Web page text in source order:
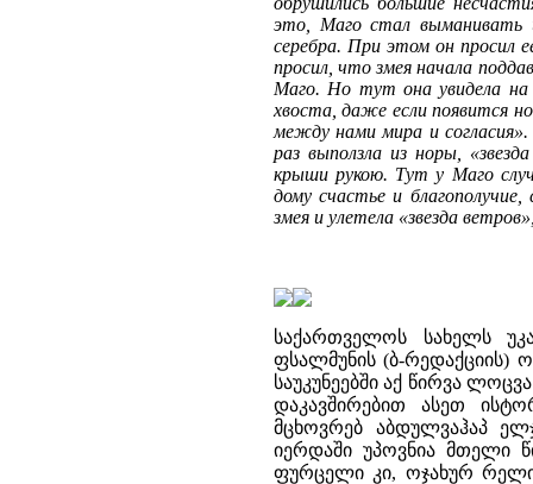
это, Маго стал выманивать
серебра. При этом он просил
просил, что змея начала
Маго. Но тут она увидела на
хвоста, даже если появится
между нами мира и согласия».
раз выползла из норы,
крыши рукою. Тут у Маго
дому счастье и
змея и улетела «звезда
საქართველოს სახელს
ფსალმუნის (ბ-
საუკუნეებში აქ წირვა
დაკავშირებით ასეთ
მცხოვრებ აბდულვაჰაპ
იერდაში უპოვნია მთელი
ფურცელი კი, ოჯახურ